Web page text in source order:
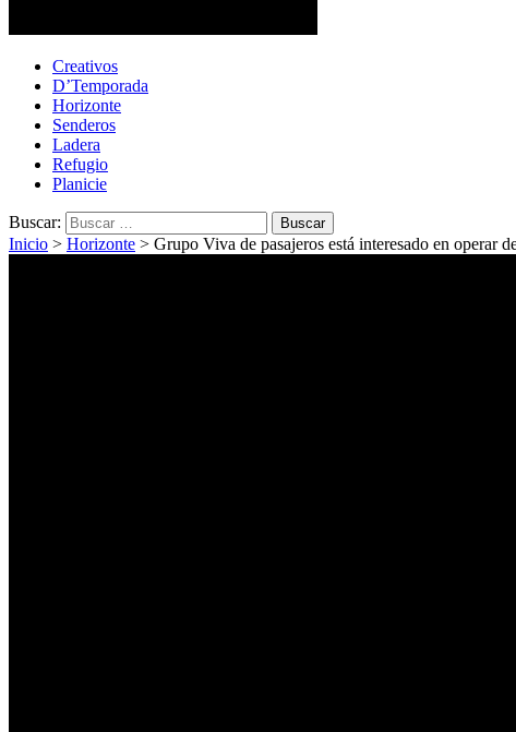
Cotopaxi Noticias
Primer periódico multimedia del centro del país
Creativos
D’Temporada
Horizonte
Senderos
Ladera
Refugio
Planicie
Buscar:
Inicio > Horizonte > Grupo Viva de pasajeros está interesado en operar